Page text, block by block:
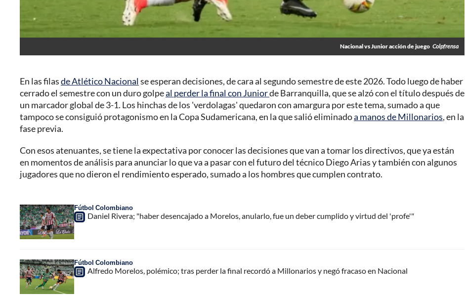
Nacional vs Junior acción de juego Colpfrensa
En las filasde Atlético Nacionalse esperan decisiones, de cara al segundo semestre de este 2026. Todo luego de haber
cerrado el semestre con un duro golpeal perder la final con Juniorde Barranquilla, que se alzó con el título después de
un marcador global de 3-1. Los hinchas de los 'verdolagas' quedaron con amargura por este tema, sumado a que
tampoco se consiguió protagonismo en la Copa Sudamericana, en la que salió eliminadoa manos de Millonarios, en la
fase previa.
Con esos atenuantes, se tiene la expectativa por conocer las decisiones que van a tomar los directivos, que ya están
en momentos de análisis para anunciar lo que va a pasar con el futuro del técnico Diego Arias y también con algunos
jugadores que no dieron el rendimiento esperado, sumado a los hombres que cumplen contrato.
Fútbol Colombiano
Daniel Rivera; "haber desencajado a Morelos, anularlo, fue un deber cumplido y virtud del 'profe'"
Fútbol Colombiano
Alfredo Morelos, polémico; tras perder la final recordó a Millonarios y negó fracaso en Nacional